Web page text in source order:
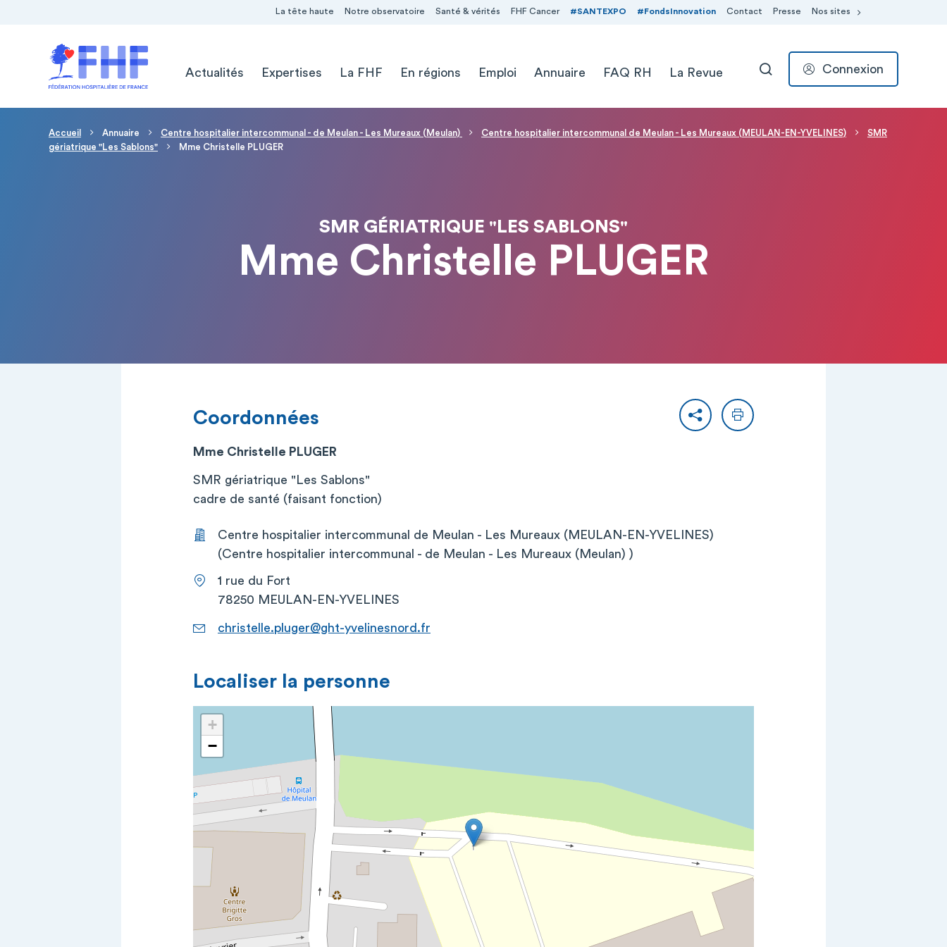
La tête haute Notre observatoire Santé & vérités FHF Cancer #SANTEXPO #FondsInnovation Contact Presse Nos sites
Actualités
Expertises La FHF En régions Emploi Annuaire FAQ RH La Revue RECHERCHER
Connexion
Fil d'Ariane
Accueil Annuaire Centre hospitalier intercommunal - de Meulan - Les Mureaux (Meulan) Centre hospitalier intercommunal de Meulan - Les Mureaux (MEULAN-EN-YVELINES)
SMR
gériatrique "Les Sablons"
Mme Christelle PLUGER
SMR GÉRIATRIQUE "LES SABLONS"
Mme Christelle PLUGER
PartagerImprimer
Coordonnées
Mme Christelle PLUGER
SMR gériatrique "Les Sablons"
cadre de santé (faisant fonction)
Centre hospitalier intercommunal de Meulan - Les Mureaux (MEULAN-EN-YVELINES)
(Centre hospitalier intercommunal - de Meulan - Les Mureaux (Meulan) )
1 rue du Fort
78250 MEULAN-EN-YVELINES
christelle.pluger@ght-yvelinesnord.fr
Localiser la personne
+
−